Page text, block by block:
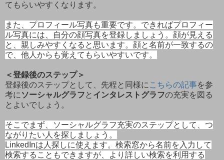
てもらいやすくなります。
また、プロフィール写真も重要です。できればプロフィー
ル写真には、自分の顔写真を登録しましょう。顔が見える
と、親しみやすくなると思います。顔と名前が一致するの
で、他人からも覚えてもらいやすいです。
＜登録後のステップ＞
登録後のステップとして、先程と同様に こちらの記事を参
考に ソーシャルグラフ と インタレストグラフの充実を図る
とよいでしょう。
そこでまず、ソーシャルグラフ充実のステップとして、 つ
ながりたい人を探しましょう。
LinkedInは人探しに使えます。検索窓から名前を入力して
検索することもできますが、より詳しい検索を利用する